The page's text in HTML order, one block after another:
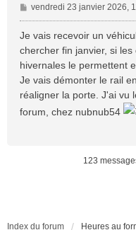
M
e
s
g
e
vendredi 23 janvier 2026,
Je vais recevoir un
chercher fin janvier, si
hivernales le permettent
Je vais démonter le rail
réaligner la porte. J'ai vu
forum, chez nubnub54
123
Index du forum Heures au